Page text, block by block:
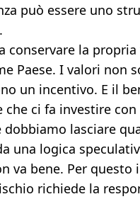
può essere uno
conservare la
Paese. I valori non
un incentivo. E il
che ci fa investire con
dobbiamo lasciare
una logica
va bene. Per questo
richiede la